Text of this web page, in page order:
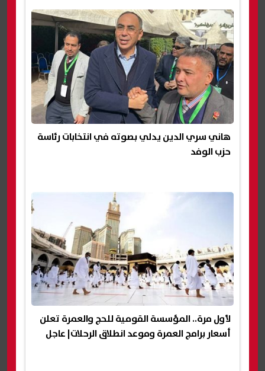
هاني سري الدين يدلي بصوته في انتخابات رئاسة
حزب الوفد
لأول مرة.. المؤسسة القومية للحج والعمرة تعلن
أسعار برامج العمرة وموعد انطلاق الرحلات| عاجل